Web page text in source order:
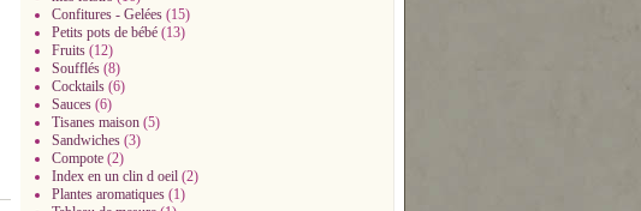
Confitures - Gelées (15)
Petits pots de bébé (13)
Fruits (12)
Soufflés (8)
Cocktails (6)
Sauces (6)
Tisanes maison (5)
Sandwiches (3)
Compote (2)
Index en un clin d oeil (2)
Plantes aromatiques (1)